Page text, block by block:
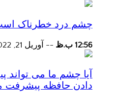
چشم درد خطرناک
12:56 ب.ظ -- آوریل 21, 2022
آیا چشم ما می
دادن حافظه پیشرفت